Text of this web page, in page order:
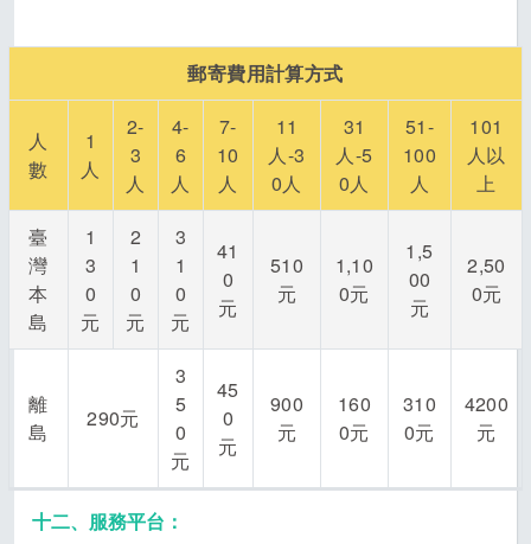
郵寄費用計算方式
人
數
1
人
2-
3
人
4-
6
人
7-
10
人
11
人-3
0人
31
人-5
0人
51-
100
人
101
人以
上
臺
灣
本
島
1
3
0
元
2
1
0
元
3
1
0
元
41
0
元
510
元
1,10
0元
1,5
00
元
2,50
0元
離
島
290元
3
5
0
元
45
0
元
900
元
160
0元
310
0元
4200
元
十二、服務平台：